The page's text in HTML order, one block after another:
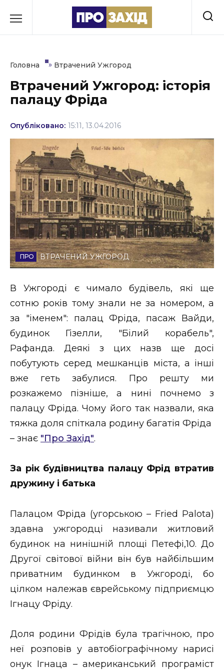
до
Культура
Освіта
Події
Політика
Соціум
Спорт
Стиль життя
Втрачений Ужгород
ЗАКАРПАТСЬКІ НОВИНИ
НОВИНИ ЗАХІДНОЇ УКРАЇНИ
ФОТО
Головна » Втрачений Ужгород
Втрачений Ужгород: історія
палацу Фріда
Опубліковано: 15:11, 13.04.2016
ВТРАЧЕНИЙ УЖГОРОД
В Ужгороді є чимало будівель, які ще
сотню років тому знали не за номером, а
за "іменем": палац Фріда, пасаж Вайди,
будинок Гізелли, "Білий корабель",
Рафанда. Деякі з цих назв ще досі
побутують серед мешканців міста, а інші
вже геть забулися. Про решту ми
розкажемо пізніше, а нині почнемо з
палацу Фріда. Чому його так назвали, яка
тяжка доля спіткала родину багатія Фріда
– знає "Про Захід".
За рік будівництва палацу Фрід втратив
дружину і батька
Палацом Фріда (угорською – Fried Palota)
здавна ужгородці називали житловий
будинок на нинішній площі Петефі,10. До
Другої світової війни він був найбільшим
приватним будинком в Ужгороді, бо
цілком належав єврейському підприємцю
Ігнацу Фріду.
Доля родини Фрідів була трагічною, про
неї розповів у автобіографічному нарисі
онук Ігнаца – американський програміст